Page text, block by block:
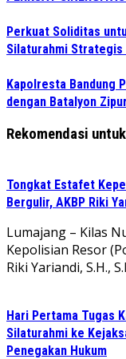
Perkuat Soliditas
Silaturahmi Strategis
Kapolresta Bandung
dengan Batalyon
Rekomendasi
Tongkat Estafet
Bergulir, AKBP Riki
Lumajang – Kilas
Kepolisian Resor
Riki Yariandi, S.H.,
Hari Pertama Tugas
Silaturahmi ke
Penegakan Hukum